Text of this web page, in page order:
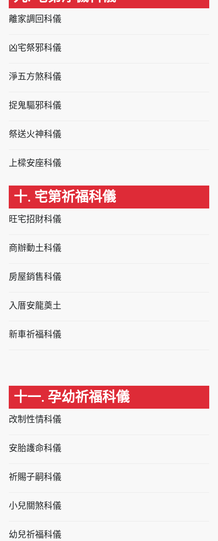
離家調回科儀
凶宅祭邪科儀
淨五方煞科儀
捉鬼驅邪科儀
祭送火神科儀
上樑安座科儀
十. 宅第祈福科儀
旺宅招財科儀
商辦動土科儀
房屋銷售科儀
入厝安龍奠土
新車祈福科儀
十一. 孕幼祈福科儀
改制性情科儀
安胎護命科儀
祈賜子嗣科儀
小兒關煞科儀
幼兒祈福科儀